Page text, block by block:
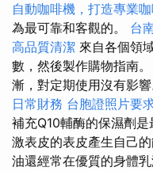
自動咖啡機，打造專業
為最可靠和客觀的。 台
高品質清潔 來自各個領
數，然後製作購物指南。
漸，對定期使用沒有影響
日常財務 台胞證照片要
補充Q10輔酶的保濕劑
激表皮的表皮產生自己
油還經常在優質的身體